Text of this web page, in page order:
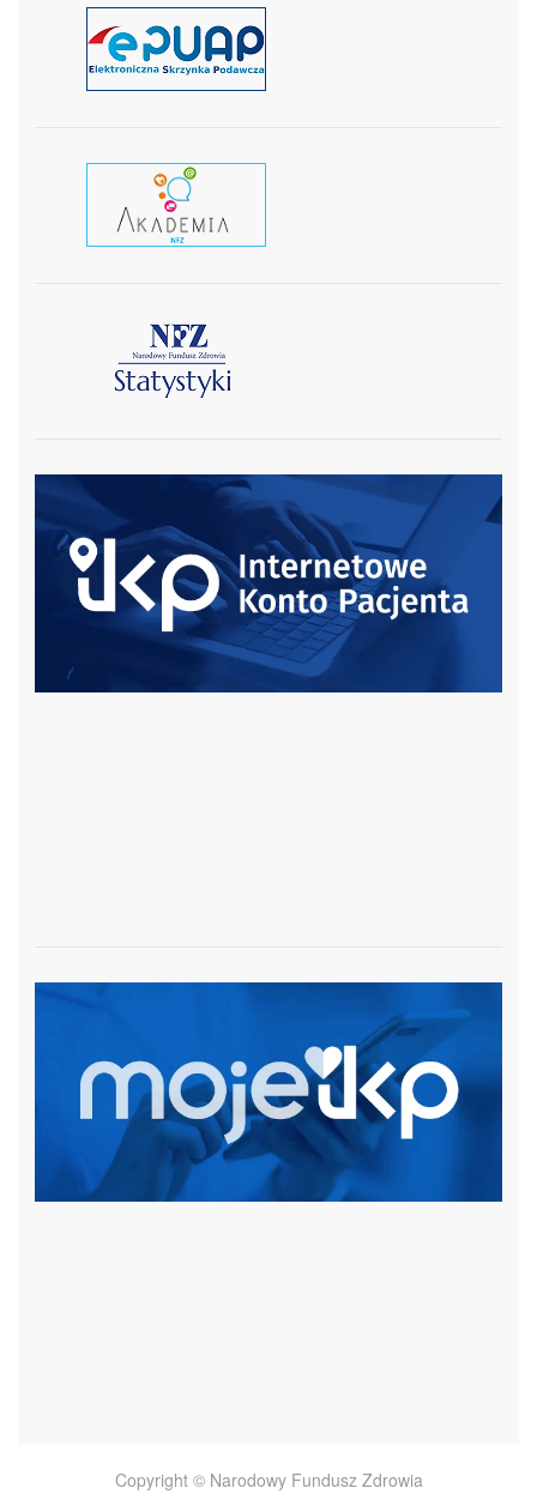
czytaj więcej
czytaj więcej
czytaj więcej
czytaj więcej
Copyright © Narodowy Fundusz Zdrowia